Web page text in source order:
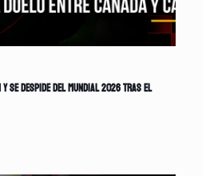
se despide del Mundial 2026 tras el